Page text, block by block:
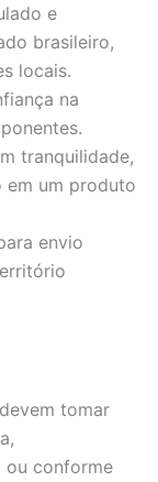
e
brasileiro,
locais.
na
tranquilidade,
em um produto
envio
tomar
ou conforme